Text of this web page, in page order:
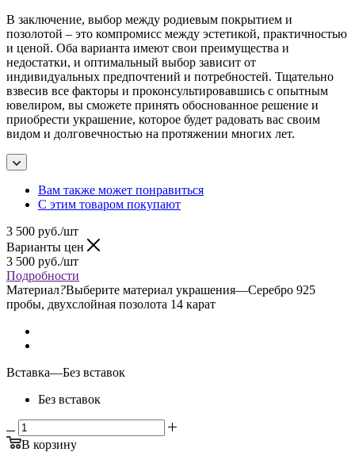
В заключение, выбор между родиевым покрытием и
позолотой – это компромисс между эстетикой, практичностью
и ценой. Оба варианта имеют свои преимущества и
недостатки, и оптимальный выбор зависит от
индивидуальных предпочтений и потребностей. Тщательно
взвесив все факторы и проконсультировавшись с опытным
ювелиром, вы сможете принять обоснованное решение и
приобрести украшение, которое будет радовать вас своим
видом и долговечностью на протяжении многих лет.
Вам также может понравиться
С этим товаром покупают
3 500 руб./шт
Варианты цен
3 500 руб./шт
Подробности
Материал?Выберите материал украшения—Серебро 925
пробы, двухслойная позолота 14 карат
Вставка—Без вставок
Без вставок
В корзину